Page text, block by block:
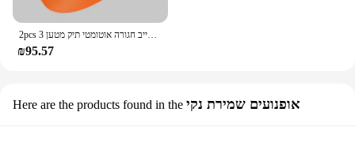
₪95.57
Here are the products found in the אופנועים שמירת נקי